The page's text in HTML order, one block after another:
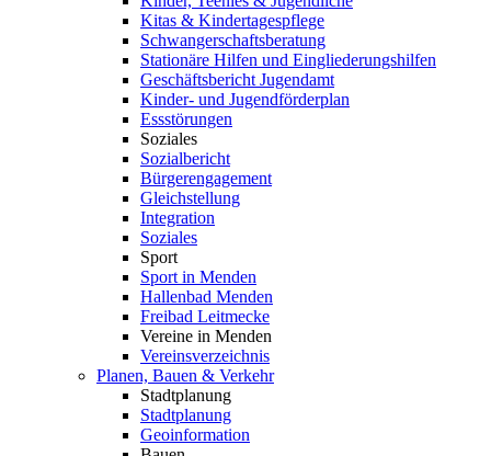
Kitas & Kindertagespflege
Schwangerschaftsberatung
Stationäre Hilfen und Eingliederungshilfen
Geschäftsbericht Jugendamt
Kinder- und Jugendförderplan
Essstörungen
Soziales
Sozialbericht
Bürgerengagement
Gleichstellung
Integration
Soziales
Sport
Sport in Menden
Hallenbad Menden
Freibad Leitmecke
Vereine in Menden
Vereinsverzeichnis
Planen, Bauen & Verkehr
Stadtplanung
Stadtplanung
Geoinformation